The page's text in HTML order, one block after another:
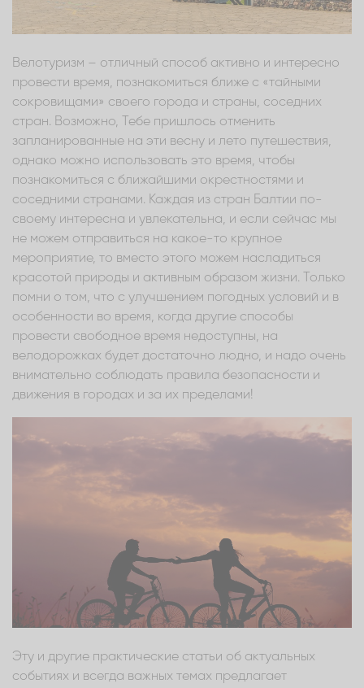
Велотуризм – отличный способ активно и интересно
провести время, познакомиться ближе с «тайными
сокровищами» своего города и страны, соседних
стран. Возможно, Тебе пришлось отменить
запланированные на эти весну и лето путешествия,
однако можно использовать это время, чтобы
познакомиться с ближайшими окрестностями и
соседними странами. Каждая из стран Балтии по-
своему интересна и увлекательна, и если сейчас мы
не можем отправиться на какое-то крупное
мероприятие, то вместо этого можем насладиться
красотой природы и активным образом жизни. Только
помни о том, что с улучшением погодных условий и в
особенности во время, когда другие способы
провести свободное время недоступны, на
велодорожках будет достаточно людно, и надо очень
внимательно соблюдать правила безопасности и
движения в городах и за их пределами!
Эту и другие практические статьи об актуальных
событиях и всегда важных темах предлагает